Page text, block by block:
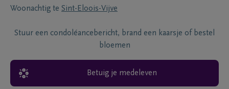
Woonachtig te Sint-Eloois-Vijve
Stuur een condoléancebericht, brand een kaarsje of bestel
bloemen
Betuig je medeleven